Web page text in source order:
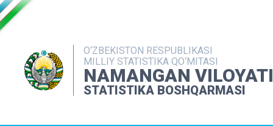
O‘ZBEKISTON RESPUBLIKASI
MILLIY STATISTIKA QO‘MITASI
NAMANGAN VILOYATI
STATISTIKA BOSHQARMASI